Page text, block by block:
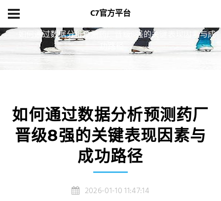
C7官方平台
如何通过数据分析预测药厂晋级8强的关键表现因素与成
如何通过数据分析预测药厂
晋级8强的关键表现因素与
成功路径
2026-01-10 11:47:14